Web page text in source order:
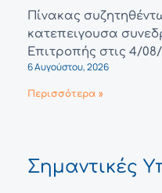
Πίνακας
κατεπειγουσα
Επιτροπής στις 4/
6 Αυγούστου, 2026
Περισσότερα »
Σημαντικές